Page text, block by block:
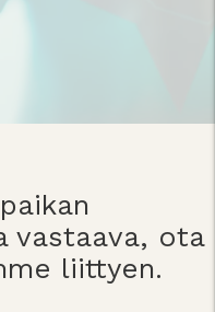
vastaava, ota
liittyen.